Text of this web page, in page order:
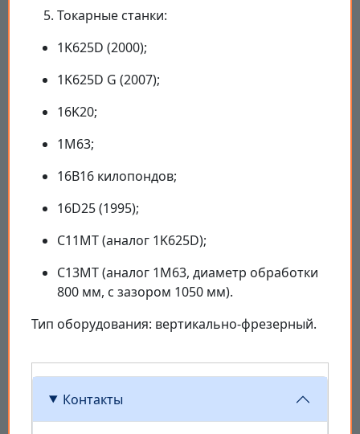
Токарные станки:
1K625D (2000);
1K625D G (2007);
16K20;
1M63;
16B16 килопондов;
16D25 (1995);
C11MT (аналог 1K625D);
C13MT (аналог 1M63, диаметр обработки
800 мм, с зазором 1050 мм).
Тип оборудования: вертикально-фрезерный.
Контакты